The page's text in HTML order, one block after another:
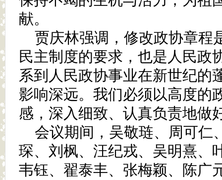
献。
贾庆林强调，修改政协章程
民主制度的要求，也是人民政
系到人民政协事业在新世纪的
影响深远。我们必须以高度的
感，深入细致、认真负责地做
会议期间，吴敬琏、周可仁
琛、刘枫、汪纪戎、吴明熹、
韦钰、翟泰丰、张梅颖、陈广